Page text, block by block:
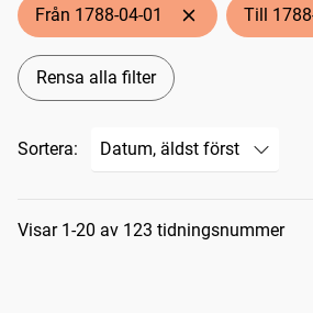
Från 1788-04-01 Till
Rensa alla filter
Sortera:
Sökresultat
Visar 1-20 av 123 tidningsnummer